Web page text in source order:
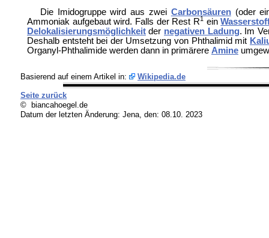
Die Imidogruppe wird aus zwei Carbonsäuren(oder
Ammoniak aufgebaut wird. Falls der Rest R1 ein
Delokalisierungsmöglichkeitder negativen Ladung. Im
Deshalb entsteht bei der Umsetzung von Phthalimid mit
Organyl-Phthalimide werden dann in primärere Amine
Basierend auf einem Artikel in: Wikipedia.de
Seite zurück
© biancahoegel.de
Datum der letzten Änderung: Jena, den: 08.10. 2023